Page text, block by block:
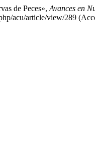
de Peces», Avances en
acu/article/view/289